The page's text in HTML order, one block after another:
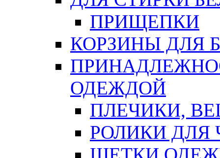
ПРИЩЕПКИ
КОРЗИНЫ ДЛЯ
ОДЕЖДОЙ
ПЛЕЧИКИ,
РОЛИКИ ДЛЯ